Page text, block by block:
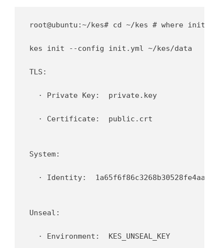
root@ubuntu:~/kes# cd ~/kes # where
kes init --config init.yml ~/kes/data
TLS:
  · Private Key:  private.key
  · Certificate:  public.crt
System:
· Identity:
Unseal:
  · Environment:  KES_UNSEAL_KEY